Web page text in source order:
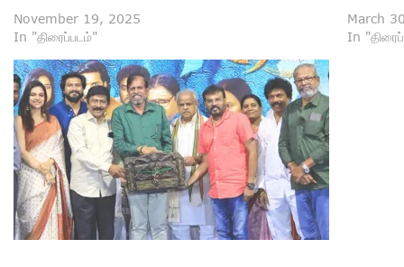
November 19, 2025
In "திரைப்படம்"
March
In